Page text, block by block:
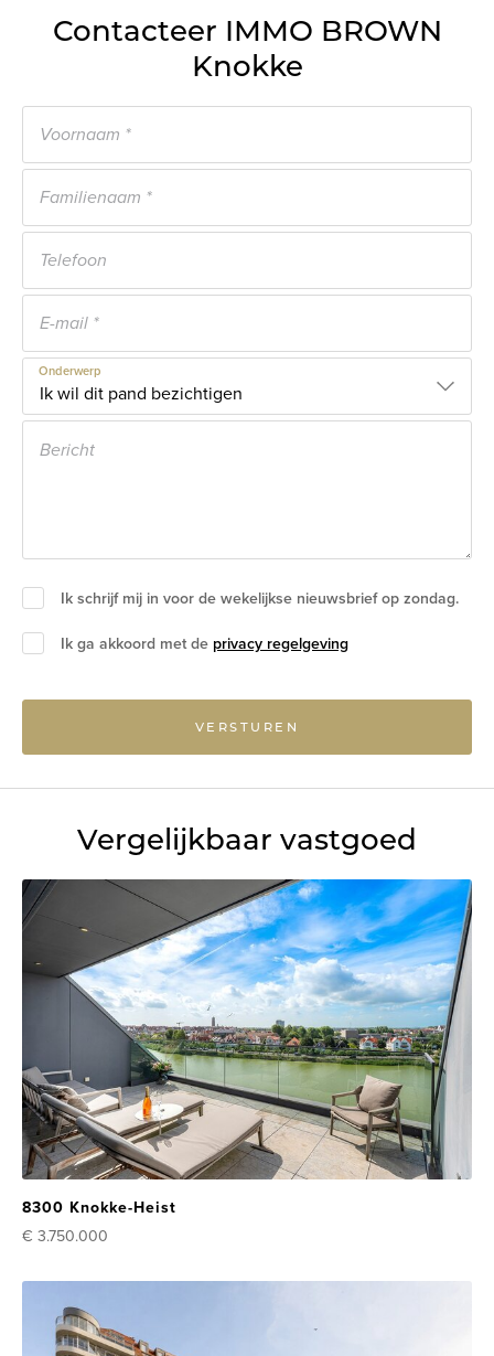
Contacteer IMMO BROWN
Knokke
Onderwerp
Ik schrijf mij in voor de wekelijkse nieuwsbrief op zondag.
Ik ga akkoord met de privacy regelgeving
VERSTUREN
Vergelijkbaar vastgoed
8300 Knokke-Heist
€ 3.750.000